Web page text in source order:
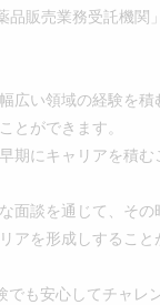
販売業務受託機関
い領域の経験を
ができます。
にキャリアを積
談を通じて、そ
アを形成しするこ
も安心してチャレ